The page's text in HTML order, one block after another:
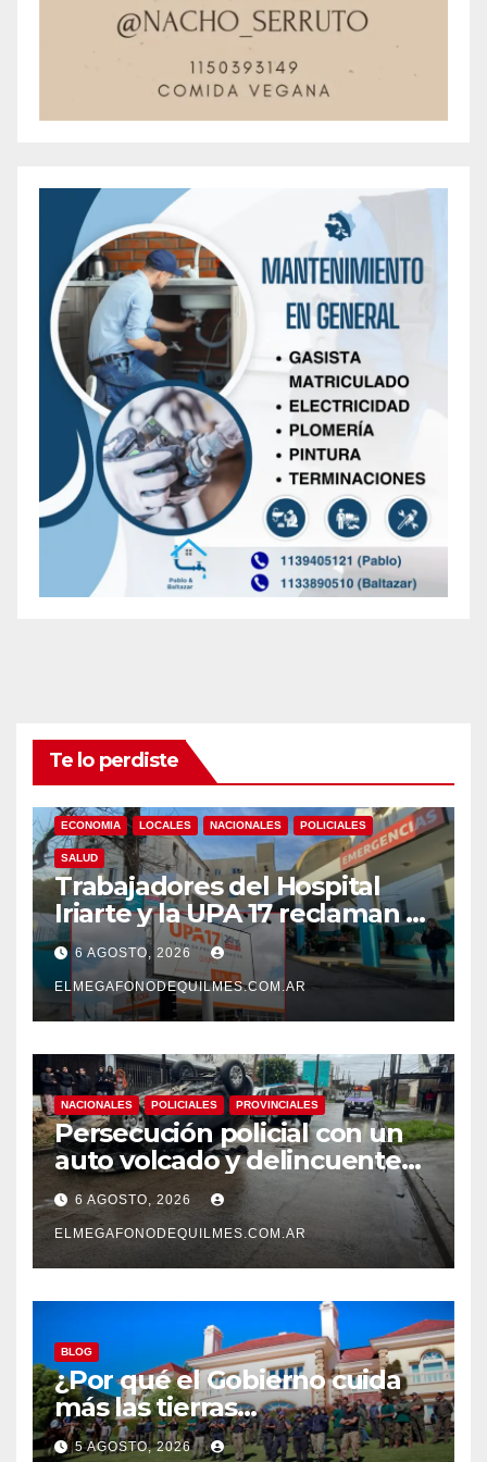
Te lo perdiste
ECONOMIA LOCALES NACIONALES POLICIALES
SALUD
Trabajadores del Hospital
Iriarte y la UPA 17 reclaman el
pase a planta de becarios y
mejoras laborales
6 AGOSTO, 2026
ELMEGAFONODEQUILMES.COM.AR
NACIONALES POLICIALES PROVINCIALES
Persecución policial con un
auto volcado y delincuentes
detenidos en San Francisco
Solano
6 AGOSTO, 2026
ELMEGAFONODEQUILMES.COM.AR
BLOG
¿Por qué el Gobierno cuida
más las tierras
extranjerizadas que el
5 AGOSTO, 2026